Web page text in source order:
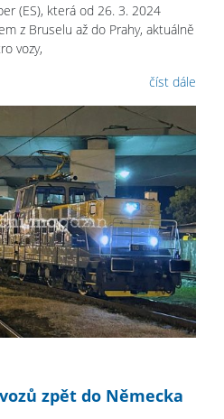
(ES), která od 26. 3. 2024
z Bruselu až do Prahy, aktuálně
vozy,
číst dále
zpět do Německa